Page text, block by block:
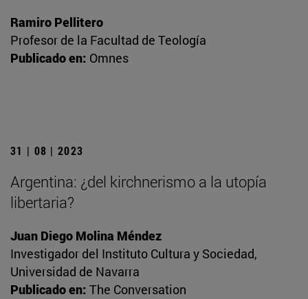
Ramiro Pellitero
Profesor de la Facultad de Teología
Publicado en: Omnes
31 | 08 | 2023
Argentina: ¿del kirchnerismo a la utopía
libertaria?
Juan Diego Molina Méndez
Investigador del Instituto Cultura y Sociedad,
Universidad de Navarra
Publicado en: The Conversation